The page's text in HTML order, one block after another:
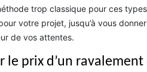
trop classique pour ces
votre projet, jusqu’à vous
de vos attentes.
prix d’un ravalement